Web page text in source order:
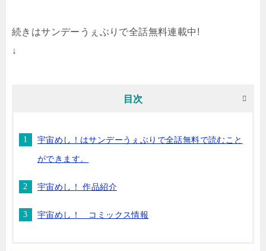
続きはサンデーうぇぶりで全話無料連載中!
↓
目次
宇宙めし！はサンデーうぇぶりで全話無料で読むこと
ができます。
宇宙めし！ 作品紹介
宇宙めし！ コミックス情報